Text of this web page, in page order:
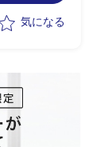
気になる